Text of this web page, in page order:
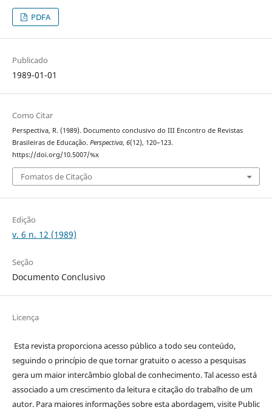
PDFA
Publicado
1989-01-01
Como Citar
Perspectiva, R. (1989). Documento conclusivo do III Encontro de Revistas
Brasileiras de Educação. Perspectiva, 6(12), 120–123.
https://doi.org/10.5007/%x
Fomatos de Citação
Edição
v. 6 n. 12 (1989)
Seção
Documento Conclusivo
Licença
Esta revista proporciona acesso público a todo seu conteúdo,
seguindo o princípio de que tornar gratuito o acesso a pesquisas
gera um maior intercâmbio global de conhecimento. Tal acesso está
associado a um crescimento da leitura e citação do trabalho de um
autor. Para maiores informações sobre esta abordagem, visite Public